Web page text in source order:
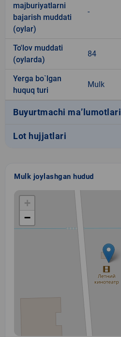
majburiyatlarni
bajarish muddati
(oylar)
-
To'lov muddati
(oylarda)
84
Yerga bo`lgan
huquq turi
Mulk
Buyurtmachi ma’lumotlari
Lot hujjatlari
Mulk joylashgan hudud
+
−